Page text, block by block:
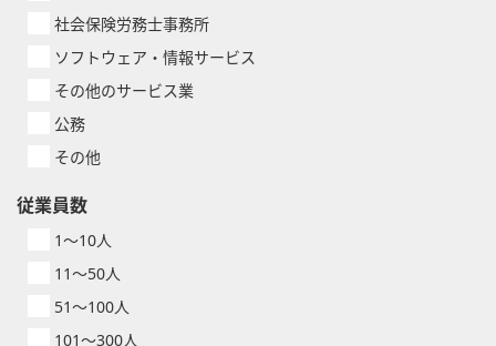
社会保険労務士事務所
ソフトウェア・情報サービス
その他のサービス業
公務
その他
従業員数
1～10人
11～50人
51～100人
101～300人